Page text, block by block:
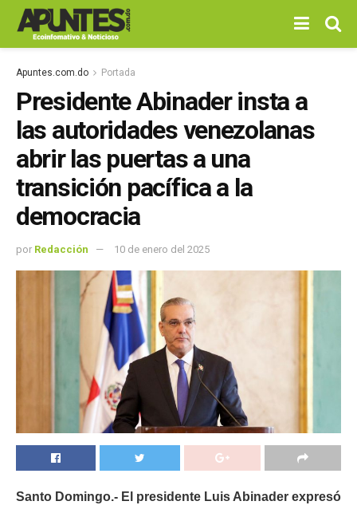
Apuntes.com.do Portada
Presidente Abinader insta a
las autoridades venezolanas
abrir las puertas a una
transición pacífica a la
democracia
por Redacción 10 de enero del 2025
Santo Domingo.- El presidente Luis Abinader expresó